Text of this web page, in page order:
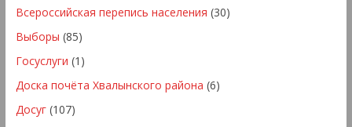
Всероссийская перепись населения (30)
Выборы (85)
Госуслуги (1)
Доска почёта Хвалынского района (6)
Досуг(107)